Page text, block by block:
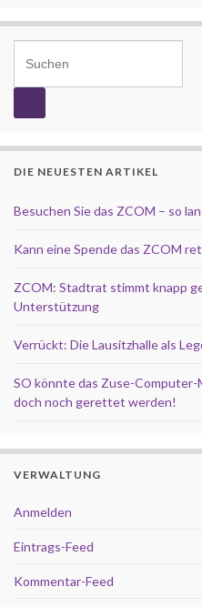
DIE NEUESTEN ARTIKEL
Besuchen Sie das ZCOM – so
Kann eine Spende das ZCOM
ZCOM: Stadtrat stimmt knapp
Unterstützung
Verrückt: Die Lausitzhalle als
SO könnte das Zuse-
doch noch gerettet werden!
VERWALTUNG
Anmelden
Eintrags-Feed
Kommentar-Feed